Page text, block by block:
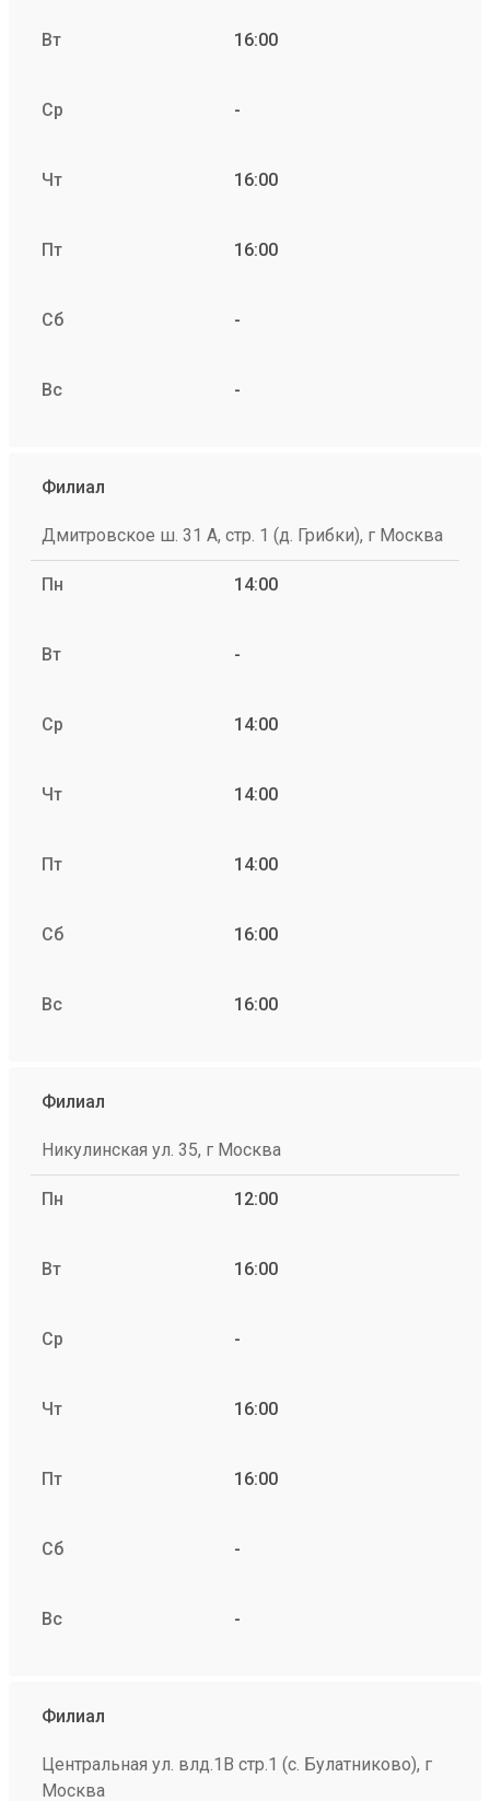
Вт 16:00
Ср -
Чт 16:00
Пт 16:00
Сб -
Вс -
Филиал
Дмитровское ш. 31 А, стр. 1 (д. Грибки), г Москва
Пн 14:00
Вт -
Ср 14:00
Чт 14:00
Пт 14:00
Сб 16:00
Вс 16:00
Филиал
Никулинская ул. 35, г Москва
Пн 12:00
Вт 16:00
Ср -
Чт 16:00
Пт 16:00
Сб -
Вс -
Филиал
Центральная ул. влд.1В стр.1 (с. Булатниково), г
Москва